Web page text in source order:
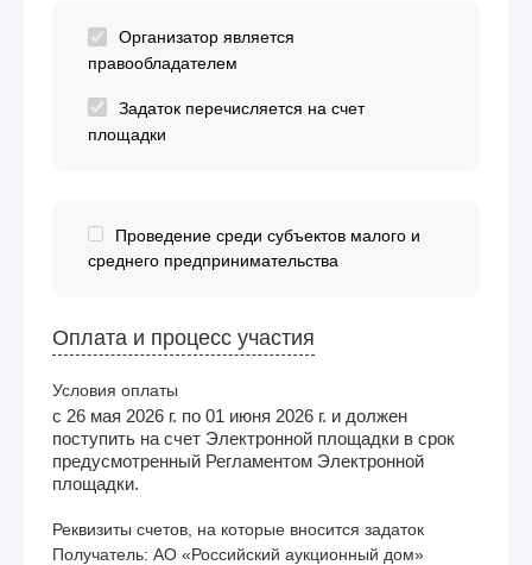
Организатор является
правообладателем
Задаток перечисляется на счет
площадки
Проведение среди субъектов малого и
среднего предпринимательства
Оплата и процесс участия
Условия оплаты
с 26 мая 2026 г. по 01 июня 2026 г. и должен
поступить на счет Электронной площадки в срок
предусмотренный Регламентом Электронной
площадки.
Реквизиты счетов, на которые вносится задаток
Получатель: АО «Российский аукционный дом»